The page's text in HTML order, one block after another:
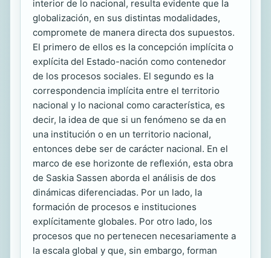
interior de lo nacional, resulta evidente que la
globalización, en sus distintas modalidades,
compromete de manera directa dos supuestos.
El primero de ellos es la concepción implícita o
explícita del Estado-nación como contenedor
de los procesos sociales. El segundo es la
correspondencia implícita entre el territorio
nacional y lo nacional como característica, es
decir, la idea de que si un fenómeno se da en
una institución o en un territorio nacional,
entonces debe ser de carácter nacional. En el
marco de ese horizonte de reflexión, esta obra
de Saskia Sassen aborda el análisis de dos
dinámicas diferenciadas. Por un lado, la
formación de procesos e instituciones
explícitamente globales. Por otro lado, los
procesos que no pertenecen necesariamente a
la escala global y que, sin embargo, forman